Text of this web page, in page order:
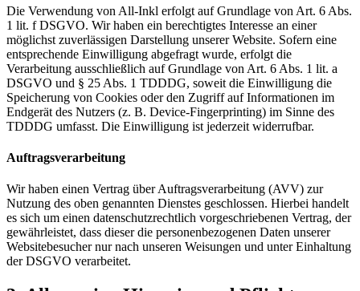
Die Verwendung von All-Inkl erfolgt auf Grundlage von Art. 6 Abs.
1 lit. f DSGVO. Wir haben ein berechtigtes Interesse an einer
möglichst zuverlässigen Darstellung unserer Website. Sofern eine
entsprechende Einwilligung abgefragt wurde, erfolgt die
Verarbeitung ausschließlich auf Grundlage von Art. 6 Abs. 1 lit. a
DSGVO und § 25 Abs. 1 TDDDG, soweit die Einwilligung die
Speicherung von Cookies oder den Zugriff auf Informationen im
Endgerät des Nutzers (z. B. Device-Fingerprinting) im Sinne des
TDDDG umfasst. Die Einwilligung ist jederzeit widerrufbar.
Auftragsverarbeitung
Wir haben einen Vertrag über Auftragsverarbeitung (AVV) zur
Nutzung des oben genannten Dienstes geschlossen. Hierbei handelt
es sich um einen datenschutzrechtlich vorgeschriebenen Vertrag, der
gewährleistet, dass dieser die personenbezogenen Daten unserer
Websitebesucher nur nach unseren Weisungen und unter Einhaltung
der DSGVO verarbeitet.